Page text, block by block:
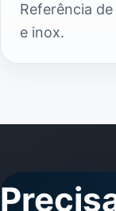
Referência
e inox.